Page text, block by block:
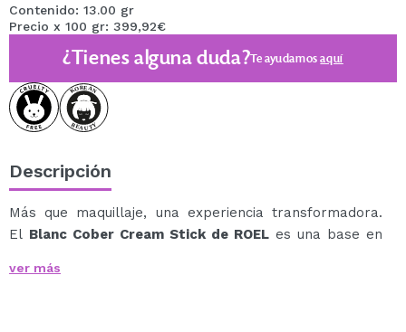
Contenido: 13.00 gr
Precio x 100 gr: 399,92€
¿Tienes alguna duda?Te ayudamosaquí
Descripción
Más que maquillaje, una experiencia transformadora.
El Blanc Cober Cream Stick de ROEL es una base en
crema reafirmante y se transforma en una cobertura
ver más